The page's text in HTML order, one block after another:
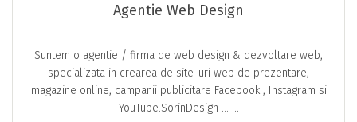
Agentie Web Design
Suntem o agentie / firma de web design & dezvoltare web,
specializata in crearea de site-uri web de prezentare,
magazine online, campanii publicitare Facebook , Instagram si
YouTube.SorinDesign … ...